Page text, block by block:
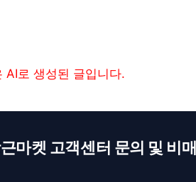
AI로 생성된 글입니다.
마켓 고객센터 문의 및 비